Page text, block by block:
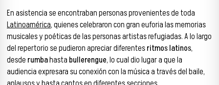
En asistencia se encontraban personas provenientes de toda
Latinoamérica, quienes celebraron con gran euforia las memorias
musicales y poéticas de las personas artistas refugiadas. A lo largo
del repertorio se pudieron apreciar diferentesritmos latinos,
desde rumbahasta bullerengue, lo cual dio lugar a que la
audiencia expresara su conexión con la música a través del baile,